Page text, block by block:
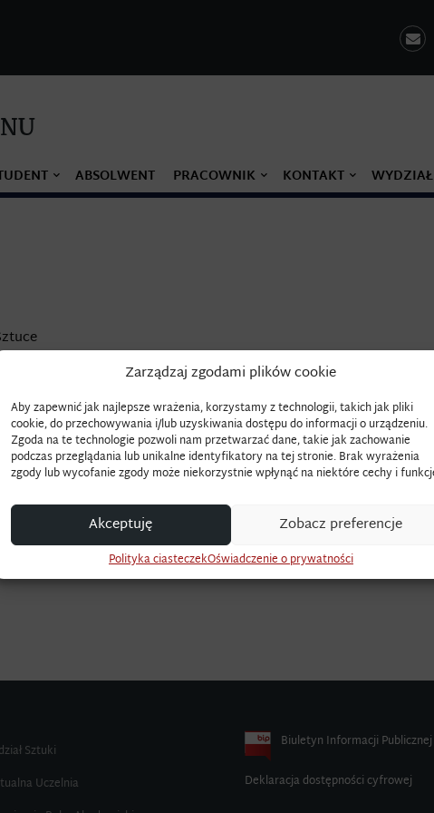
Zarządzaj zgodami plików cookie
Aby zapewnić jak najlepsze wrażenia, korzystamy z technologii, takich jak pliki
cookie, do przechowywania i/lub uzyskiwania dostępu do informacji o urządzeniu.
Zgoda na te technologie pozwoli nam przetwarzać dane, takie jak zachowanie
podczas przeglądania lub unikalne identyfikatory na tej stronie. Brak wyrażenia
zgody lub wycofanie zgody może niekorzystnie wpłynąć na niektóre cechy i
Akceptuję Zobacz preferencje
Polityka ciasteczekOświadczenie o prywatności
ABSOLWENT PRACOWNIK KONTAKT
Sztuki
Uczelnia
Biuletyn Informacji Publicznej
Deklaracja dostępności cyfrowej